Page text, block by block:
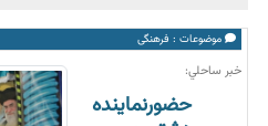
موضوعات : فرهنگی
خبر ساحلي:
حضورنماينده